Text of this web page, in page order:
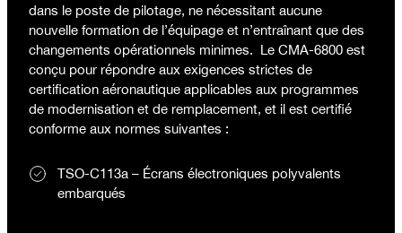
dans le poste de pilotage, ne nécessitant aucune
nouvelle formation de l’équipage et n’entraînant que des
changements opérationnels minimes. Le CMA-6800 est
conçu pour répondre aux exigences strictes de
certification aéronautique applicables aux programmes
de modernisation et de remplacement, et il est certifié
conforme aux normes suivantes :
TSO-C113a – Écrans électroniques polyvalents
embarqués